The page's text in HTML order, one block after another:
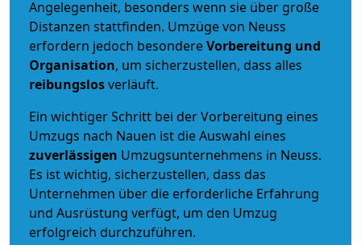
Angelegenheit, besonders wenn sie über große
Distanzen stattfinden. Umzüge von Neuss
erfordern jedoch besondereVorbereitung und
Organisation, um sicherzustellen, dass alles
reibungslosverläuft.
Ein wichtiger Schritt bei der Vorbereitung eines
Umzugs nach Nauen ist die Auswahl eines
zuverlässigen Umzugsunternehmens in Neuss.
Es ist wichtig, sicherzustellen, dass das
Unternehmen über die erforderliche Erfahrung
und Ausrüstung verfügt, um den Umzug
erfolgreich durchzuführen.